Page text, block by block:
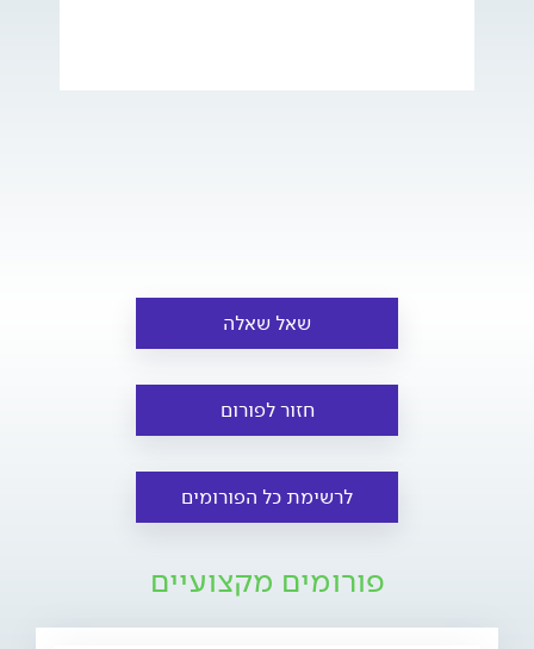
שאל שאלה
חזור לפורום
לרשימת כל הפורומים
פורומים מקצועיים